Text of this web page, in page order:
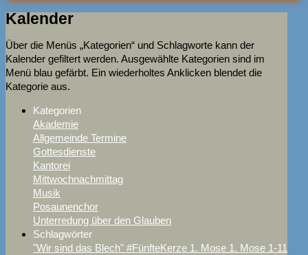
Kalender
Über die Menüs „Kategorien“ und Schlagworte kann der
Kalender gefiltert werden. Ausgewählte Kategorien sind im
Menü blau gefärbt. Ein wiederholtes Anklicken blendet die
Kategorie aus.
Kategorien
Akademie
Allgemeinde Termine
Gottesdienste
Kantorei
Mittwochnachmittag
Musik
Posaunenchor
Unterredung über den Glauben
Schlagwörter
"Wir sind das Blech" #FünfteKerze 1. Mose 1. Mose 1-11